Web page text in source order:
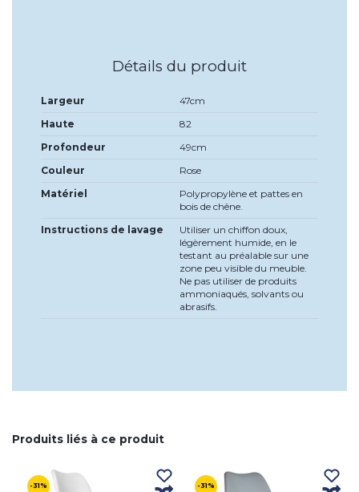
Détails du produit
Largeur
47cm
Haute
82
Profondeur
49cm
Couleur
Rose
Matériel
Polypropylène et pattes en
bois de chêne.
Instructions de lavage
Utiliser un chiffon doux,
légèrement humide, en le
testant au préalable sur une
zone peu visible du meuble.
Ne pas utiliser de produits
ammoniaqués, solvants ou
abrasifs.
Produits liés à ce produit
-31% -31%